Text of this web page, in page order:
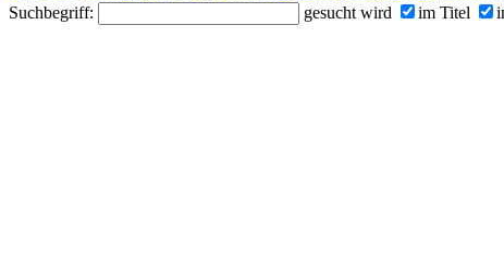
Suchbegriff:
gesucht wird im Titel